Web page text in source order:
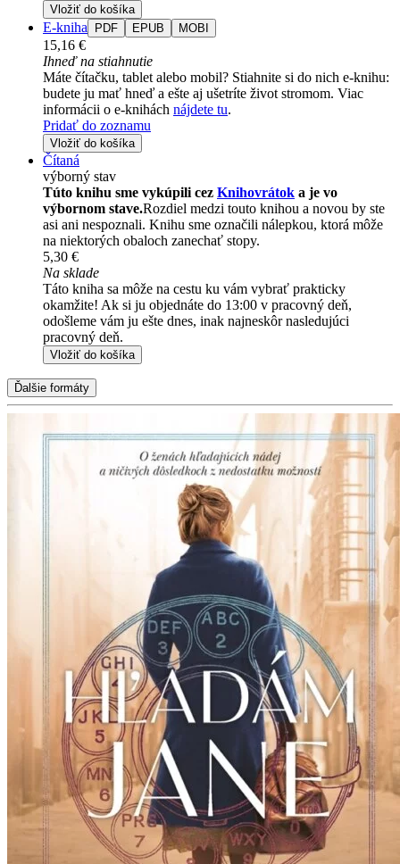
Vložiť do košíka
E-kniha PDF EPUB MOBI
15,16 €
Ihneď na stiahnutie
Máte čítačku, tablet alebo mobil? Stiahnite si do nich e-knihu:
budete ju mať hneď a ešte aj ušetríte život stromom. Viac
informácii o e-knihách nájdete tu.
Pridať do zoznamu
Vložiť do košíka
Čítaná
výborný stav
Túto knihu sme vykúpili cez Knihovrátok a je vo
výbornom stave.Rozdiel medzi touto knihou a novou by ste
asi ani nespoznali. Knihu sme označili nálepkou, ktorá môže
na niektorých obaloch zanechať stopy.
5,30 €
Na sklade
Táto kniha sa môže na cestu ku vám vybrať prakticky
okamžite! Ak si ju objednáte do 13:00 v pracovný deň,
odošleme vám ju ešte dnes, inak najneskôr nasledujúci
pracovný deň.
Vložiť do košíka
Ďalšie formáty